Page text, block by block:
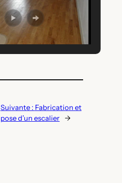
Suivante : Fabrication et
pose d’un escalier
→